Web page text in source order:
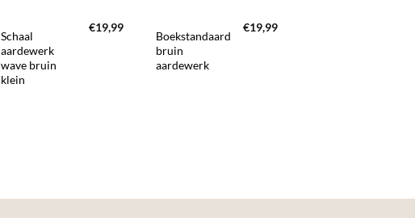
Schaal
aardewerk
wave bruin
klein
€19,99
Boekstandaard
bruin
aardewerk
€19,99